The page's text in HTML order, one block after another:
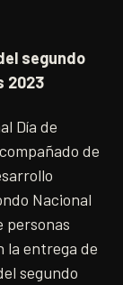
segundo
2023
Día de
de
Nacional
personas
la entrega de
segundo